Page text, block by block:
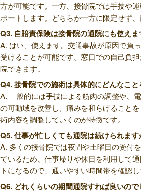
方が可能です。一方、接骨院では手技や
ポートします。どちらか一方に限定せず
Q3. 自賠責保険は接骨院の通院にも使えま
A. はい、使えます。交通事故が原因で負
受けることが可能です。窓口での自己負
院できます。
Q4. 接骨院での施術は具体的にどんなこと
A. 一般的には手技による筋肉の調整や、
の可動域を改善し、痛みを和らげること
術内容を調整していくのが特徴です。
Q5. 仕事が忙しくても通院は続けられます
A. 多くの接骨院では夜間や土曜日の受付
ているため、仕事帰りや休日を利用して
トになるので、通いやすい時間帯を確認
Q6. どれくらいの期間通院すれば良いので